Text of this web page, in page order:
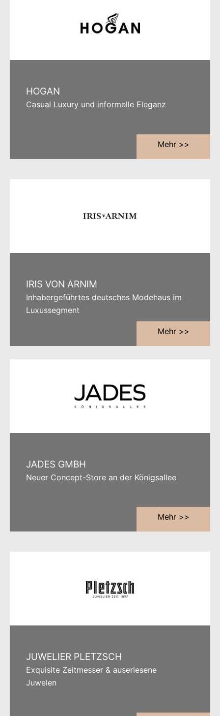
HOGAN
Casual Luxury und informelle Eleganz
Mehr >>
IRIS VON ARNIM
Inhabergeführtes deutsches Modehaus im
Luxussegment
Mehr >>
JADES GMBH
Neuer Concept-Store an der Königsallee
Mehr >>
JUWELIER PLETZSCH
Exquisite Zeitmesser & auserlesene
Juwelen